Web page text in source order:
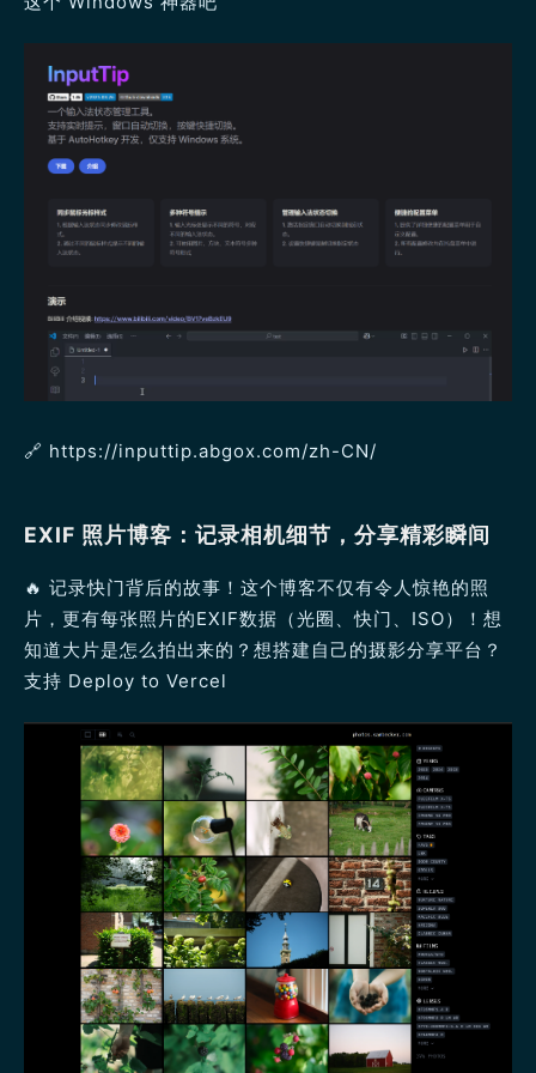
🔗 https://inputtip.abgox.com/zh-CN/
EXIF 照片博客：记录相机细节，分享精彩瞬间
🔥 记录快门背后的故事！这个博客不仅有令人惊艳的照
片，更有每张照片的EXIF数据（光圈、快门、ISO）！想
知道大片是怎么拍出来的？想搭建自己的摄影分享平台？
支持 Deploy to Vercel